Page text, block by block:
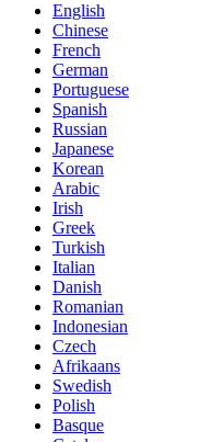
English
Chinese
French
German
Portuguese
Spanish
Russian
Japanese
Korean
Arabic
Irish
Greek
Turkish
Italian
Danish
Romanian
Indonesian
Czech
Afrikaans
Swedish
Polish
Basque